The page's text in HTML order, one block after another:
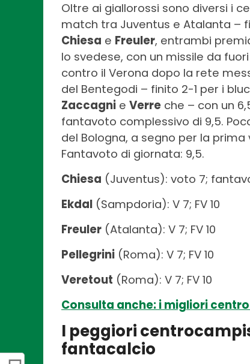
Oltre ai giallorossi sono diversi i
match tra Juventus e Atalanta –
Chiesa e Freuler, entrambi
lo svedese, con un missile da
contro il Verona dopo la rete
del Bentegodi – finito 2-1 per i
Zaccagni e Verre che – con un
fantavoto complessivo di 9,5.
del Bologna, a segno per la prima
Fantavoto di giornata: 9,5.
Chiesa (Juventus): voto 7;
Ekdal (Sampdoria): V 7; FV 10
Freuler (Atalanta): V 7; FV 10
Pellegrini (Roma): V 7; FV 10
Veretout (Roma): V 7; FV 10
Consulta anche: i migliori
I peggiori
fantacalcio